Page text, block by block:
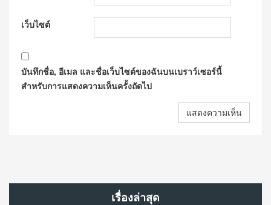
เว็บไซต์
บันทึกชื่อ, อีเมล และชื่อเว็บไซต์ของฉันบนเบราว์เซอร์นี้
สำหรับการแสดงความเห็นครั้งถัดไป
เรื่องล่าสุด